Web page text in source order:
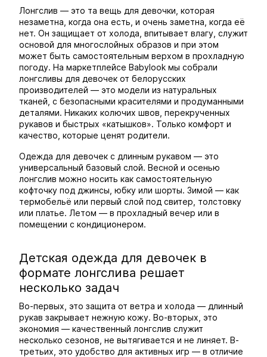
Лонгслив — это та вещь для девочки, которая
незаметна, когда она есть, и очень заметна, когда её
нет. Он защищает от холода, впитывает влагу, служит
основой для многослойных образов и при этом
может быть самостоятельным верхом в прохладную
погоду. На маркетплейсе Babylook мы собрали
лонгсливы для девочек от белорусских
производителей — это модели из натуральных
тканей, с безопасными красителями и продуманными
деталями. Никаких колючих швов, перекрученных
рукавов и быстрых «катышков». Только комфорт и
качество, которые ценят родители.
Одежда для девочек с длинным рукавом — это
универсальный базовый слой. Весной и осенью
лонгслив можно носить как самостоятельную
кофточку под джинсы, юбку или шорты. Зимой — как
термобельё или первый слой под свитер, толстовку
или платье. Летом — в прохладный вечер или в
помещении с кондиционером.
Детская одежда для девочек в
формате лонгслива решает
несколько задач
Во-первых, это защита от ветра и холода — длинный
рукав закрывает нежную кожу. Во-вторых, это
экономия — качественный лонгслив служит
несколько сезонов, не вытягивается и не линяет. В-
третьих, это удобство для активных игр — в отличие